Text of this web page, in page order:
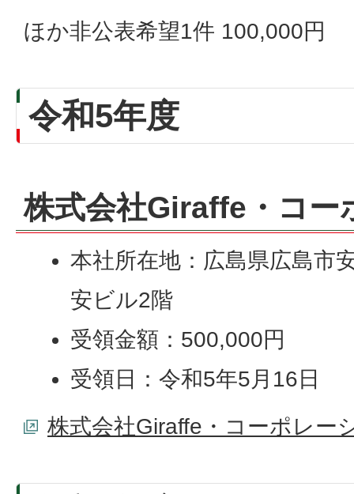
ほか非公表希望1件 100,000円
令和5年度
株式会社Giraffe・コー
本社所在地：広島県広島市
安ビル2階
受領金額：500,000円
受領日：令和5年5月16日
株式会社Giraffe・コーポレー